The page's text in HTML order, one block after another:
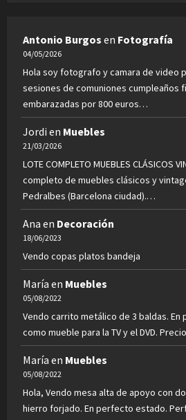
Antonio Burgos en Fotografía
04/05/2026
Hola soy fotografo y camara de video
sesiones de comuniones cumpleaños
embarazadas por 800 euros…
Jordi en Muebles
21/03/2026
LOTE COMPLETO MUEBLES CLÁSICOS
completo de muebles clásicos y
Pedralbes (Barcelona ciudad).…
Ana en Decoración
18/06/2023
Vendo copas platos bandeja
María en Muebles
05/08/2022
Vendo carrito metálico de 3 baldas.
como mueble para la TV y el DVD.
María en Muebles
05/08/2022
Hola, Vendo mesa alta de apoyo con
hierro forjado. En perfecto estado.